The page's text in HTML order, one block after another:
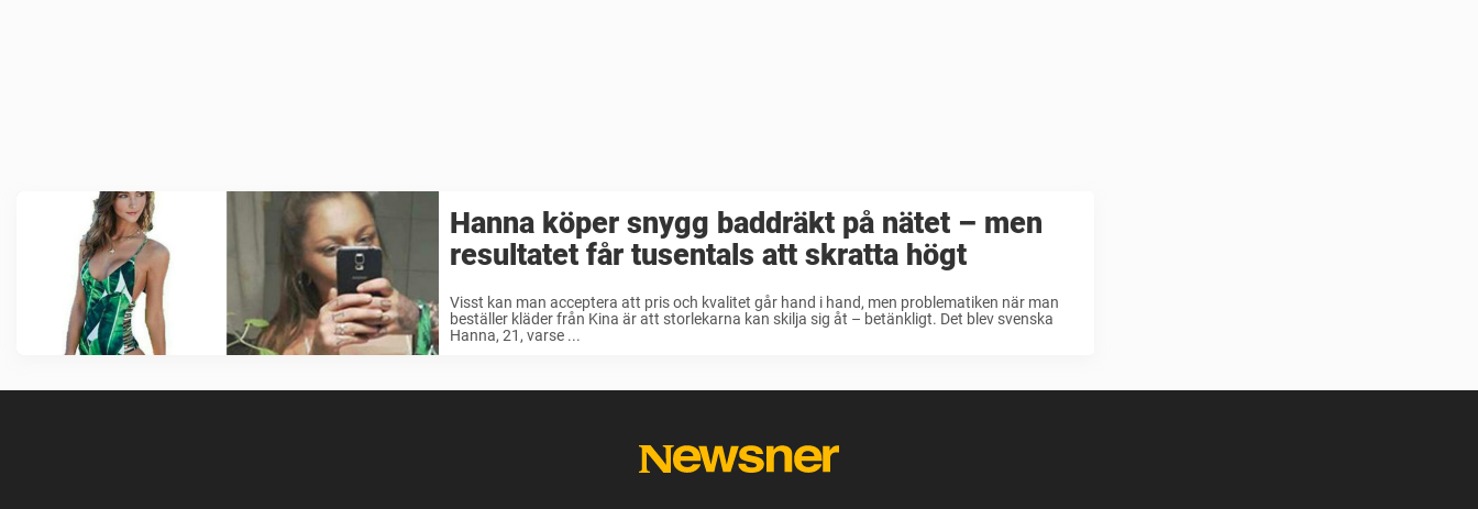
Hanna köper snygg baddräkt på nätet – men
resultatet får tusentals att skratta högt
Visst kan man acceptera att pris och kvalitet går hand i hand, men problematiken när man
beställer kläder från Kina är att storlekarna kan skilja sig åt – betänkligt. Det blev svenska
Hanna, 21, varse ...